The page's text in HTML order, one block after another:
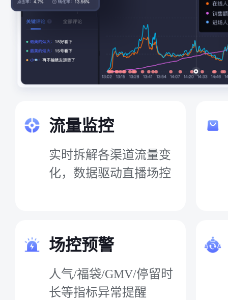
流量监控
实时拆解各渠道流量变
化，数据驱动直播场控
场控预警
人气/福袋/GMV/停留时
长等指标异常提醒